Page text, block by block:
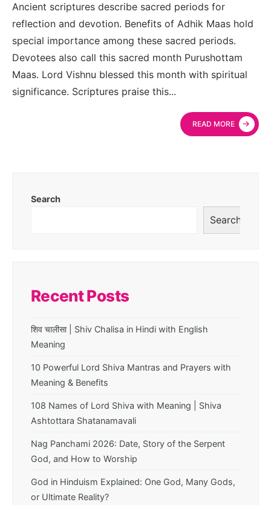
Ancient scriptures describe sacred periods for
reflection and devotion. Benefits of Adhik Maas hold
special importance among these sacred periods.
Devotees also call this sacred month Purushottam
Maas. Lord Vishnu blessed this month with spiritual
significance. Scriptures praise this...
READ MORE →
Search
Search
Recent Posts
शिव चालीसा | Shiv Chalisa in Hindi with English
Meaning
10 Powerful Lord Shiva Mantras and Prayers with
Meaning & Benefits
108 Names of Lord Shiva with Meaning | Shiva
Ashtottara Shatanamavali
Nag Panchami 2026: Date, Story of the Serpent
God, and How to Worship
God in Hinduism Explained: One God, Many Gods,
or Ultimate Reality?